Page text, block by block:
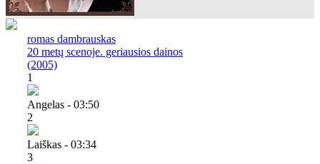
romas dambrauskas
20 metų scenoje. geriausios dainos
(2005)
1
Angelas - 03:50
2
Laiškas - 03:34
3